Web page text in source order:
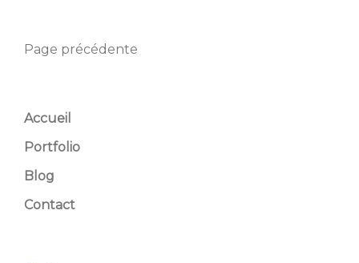
Page précédente
Accueil
Portfolio
Blog
Contact